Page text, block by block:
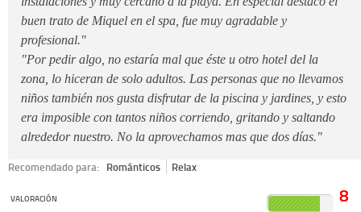
buen trato de Miquel en el spa, fue muy agradable y
profesional."
"Por pedir algo, no estaría mal que éste u otro hotel del la
zona, lo hiceran de solo adultos. Las personas que no llevamos
niños también nos gusta disfrutar de la piscina y jardines, y esto
era imposible con tantos niños corriendo, gritando y saltando
alrededor nuestro. No la aprovechamos mas que dos días."
Recomendado para: Románticos Relax
VALORACIÓN 8